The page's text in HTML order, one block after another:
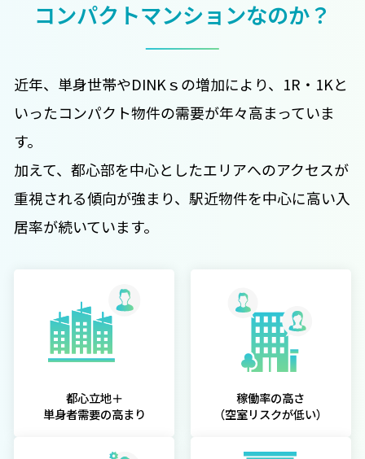
コンパクトマンションなのか？
近年、単身世帯やDINKｓの増加により、1R・1Kと
いったコンパクト物件の需要が年々高まっていま
す。
加えて、都心部を中心としたエリアへのアクセスが
重視される傾向が強まり、駅近物件を中心に高い入
居率が続いています。
都心立地＋
単身者需要の高まり
稼働率の高さ
（空室リスクが低い）